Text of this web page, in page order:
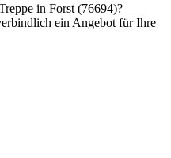
in Forst (76694)?
ein Angebot für Ihre